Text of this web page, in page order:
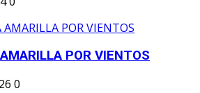
POR VIENTOS
0